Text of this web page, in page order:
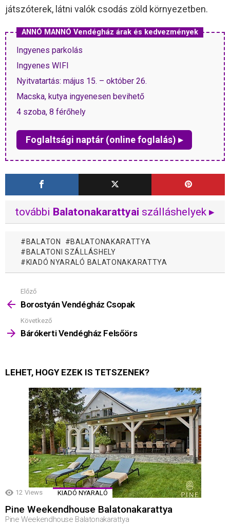
játszóterek, látni valók csodás zöld környezetben.
ANNÓ MANNÓ Vendégház árak és kedvezmények
Ingyenes parkolás
Ingyenes WIFI
Nyitvatartás: május 15. – október 26.
Macska, kutya ingyenesen bevihető
4 szoba, 8 férőhely
Foglaltsági naptár (online foglalás) ▸
további Balatonakarattyai szálláshelyek ▸
BALATON
BALATONAKARATTYA
BALATONI SZÁLLÁSHELY
KIADÓ NYARALÓ BALATONAKARATTYA
Mutass
többet
Előző
Borostyán Vendégház Csopak
Következő
Bárókerti Vendégház Felsőörs
LEHET, HOGY EZEK IS TETSZENEK?
12 Views KIADÓ NYARALÓ
Pine Weekendhouse Balatonakarattya
Pine Weekendhouse Balatonakarattya